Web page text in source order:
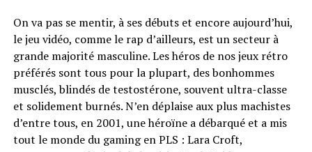
On va pas se mentir, à ses débuts et encore aujourd’hui,
le jeu vidéo, comme le rap d’ailleurs, est un secteur à
grande majorité masculine. Les héros de nos jeux rétro
préférés sont tous pour la plupart, des bonhommes
musclés, blindés de testostérone, souvent ultra-classe
et solidement burnés. N’en déplaise aux plus machistes
d’entre tous, en 2001, une héroïne a débarqué et a mis
tout le monde du gaming en PLS : Lara Croft,